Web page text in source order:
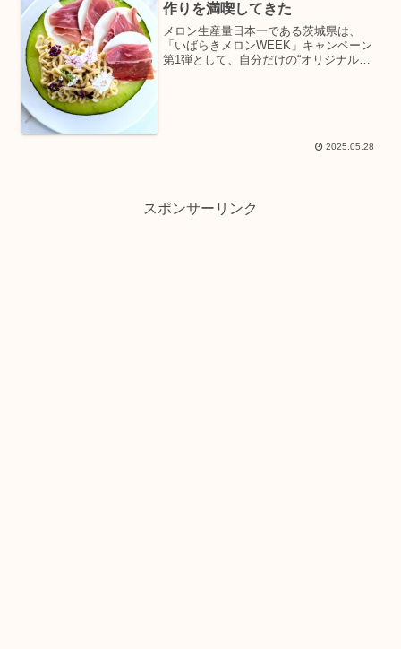
作りを満喫してきた
メロン生産量日本一である茨城県は、
「いばらきメロンWEEK」キャンペーン
第1弾として、自分だけの“オリジナル半
2025.05.28
スポンサーリンク